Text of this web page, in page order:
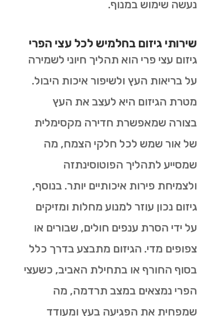
נעשה שימוש במנוף.
שירותי גיזום בחלמיש לכל עצי הפרי
גיזום עצי פרי הוא תהליך חיוני לשמירה
על בריאות העץ ולשיפור איכות היבול.
מטרת הגיזום היא לעצב את העץ
בצורה שמאפשרת חדירה מקסימלית
של אור שמש לכל חלקי הצמח, מה
שמסייע לתהליך הפוטוסינתזה
ולצמיחת פירות איכותיים יותר. בנוסף,
גיזום נכון עוזר למנוע מחלות ומזיקים
על ידי הסרת ענפים חולים, שבורים או
צפופים מדי. הגיזום מתבצע בדרך כלל
בסוף החורף או בתחילת האביב, כשעצי
הפרי נמצאים במצב תרדמה, מה
שמפחית את הפגיעה בעץ ומעודד